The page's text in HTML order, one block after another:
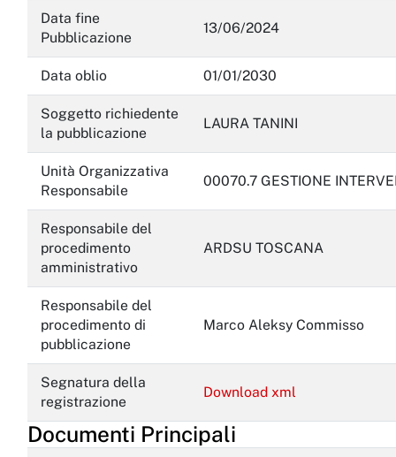
Data fine
Pubblicazione
13/06/2024
Data oblio 01/01/2030
Soggetto richiedente
la pubblicazione
LAURA TANINI
Unità Organizzativa
Responsabile
00070.7 GESTIONE
Responsabile del
procedimento
amministrativo
ARDSU TOSCANA
Responsabile del
procedimento di
pubblicazione
Marco Aleksy Commisso
Segnatura della
registrazione
Download xml
Documenti Principali